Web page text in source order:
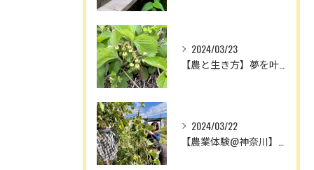
2024/03/23
2024/03/22